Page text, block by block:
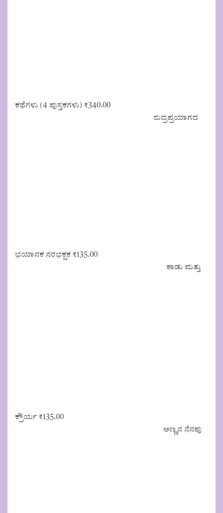
ಕಥೆಗಳು (4 ಪುಸ್ತಕಗಳು) ₹340.00
ರುದ್ರಪ್ರಯಾಗದ
ಭಯಾನಕ ನರಭಕ್ಷಕ ₹135.00
ಕಾಡು ಮತ್ತು
ಕ್ರೌರ್ಯ ₹135.00
ಅಣ್ಣನ ನೆನಪು